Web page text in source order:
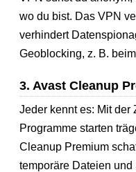
wo du bist. Das VPN
verhindert
Geoblocking, z. B.
3. Avast Cleanup
Jeder kennt es: Mit der
Programme starten
Cleanup Premium
temporäre Dateien